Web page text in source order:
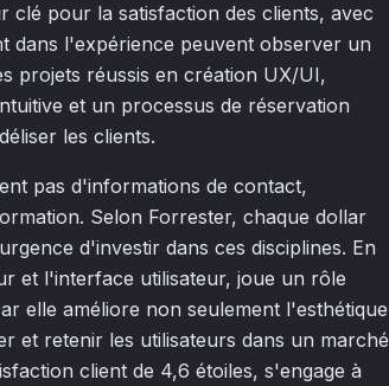
pour la satisfaction des clients, avec
dans l'expérience peuvent observer un
projets réussis en création UX/UI,
et un processus de réservation
les clients.
pas d'informations de contact,
Selon Forrester, chaque dollar
d'investir dans ces disciplines. En
et l'interface utilisateur, joue un rôle
elle améliore non seulement l'esthétique
et retenir les utilisateurs dans un marché
client de 4,6 étoiles, s'engage à